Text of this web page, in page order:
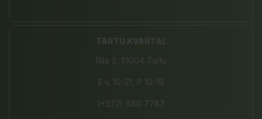
TARTU KVARTAL
Riia 2, 51004 Tartu
E-L 10-21, P 10-19
(+372) 680 7787